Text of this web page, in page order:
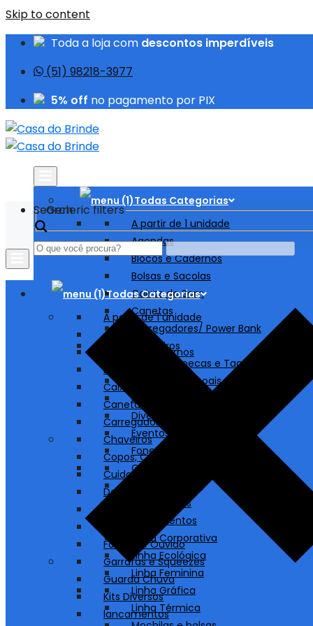
Skip to content
Toda a loja com descontos imperdíveis
(51) 98218-3977
5% off no pagamento por PIX
Todas Categorias
A partir de 1 unidade
Agendas
Blocos e Cadernos
Bolsas e Sacolas
Caixas de Som
Canetas
Carregadores/ Power Bank
Chaveiros
Copos, Canecas e Taças
Cuidados Pessoais
Destaques
Diversos
Eventos
Fones de Ouvido
Garrafas e Squeezes
Kits Diversos
lancamentos
Linha Corporativa
Linha Ecológica
Linha Feminina
Linha Gráfica
Linha Térmica
Search
Generic filters
Todas Categorias
A partir de 1 unidade
Agendas
Blocos e Cadernos
Bolsas e Sacolas
Caixas de Som
Canetas
Carregadores/ Power Bank
Chaveiros
Copos, Canecas e Taças
Cuidados Pessoais
Destaques
Fones de Ouvido
Garrafas e Squeezes
Guarda Chuva
Kits Diversos
lancamentos